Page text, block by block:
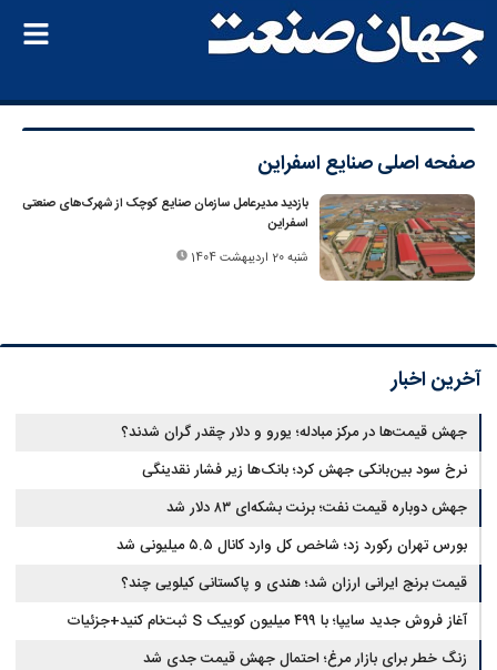
صفحه اصلیصنایع اسفراین
بازدید مدیرعامل سازمان صنایع کوچک از شهرک‌های صنعتی
اسفراین
شنبه 20 اردیبهشت 1404
آخرین اخبار
جهش قیمت‌ها در مرکز مبادله؛ یورو و دلار چقدر گران شدند؟
نرخ سود بین‌بانکی جهش کرد؛ بانک‌ها زیر فشار نقدینگی
جهش دوباره قیمت نفت؛ برنت بشکه‌ای ۸۳ دلار شد
بورس تهران رکورد زد؛ شاخص کل وارد کانال ۵.۵ میلیونی شد
قیمت برنج ایرانی ارزان شد؛ هندی و پاکستانی کیلویی چند؟
آغاز فروش جدید سایپا؛ با ۴۹۹ میلیون کوییک S ثبت‌نام کنید+جزئیات
زنگ خطر برای بازار مرغ؛ احتمال جهش قیمت جدی شد